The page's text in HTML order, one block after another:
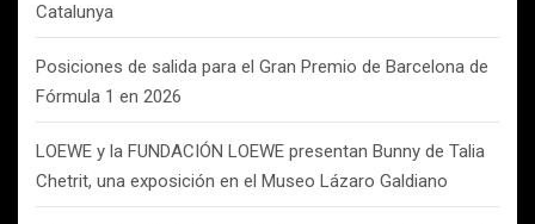
Catalunya
Posiciones de salida para el Gran Premio de Barcelona de
Fórmula 1 en 2026
LOEWE y la FUNDACIÓN LOEWE presentan Bunny de Talia
Chetrit, una exposición en el Museo Lázaro Galdiano